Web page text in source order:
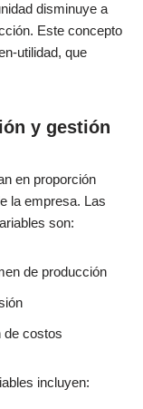
disminuye a
Este concepto
utilidad, que
y gestión
en proporción
la empresa. Las
son:
de producción
de costos
incluyen: